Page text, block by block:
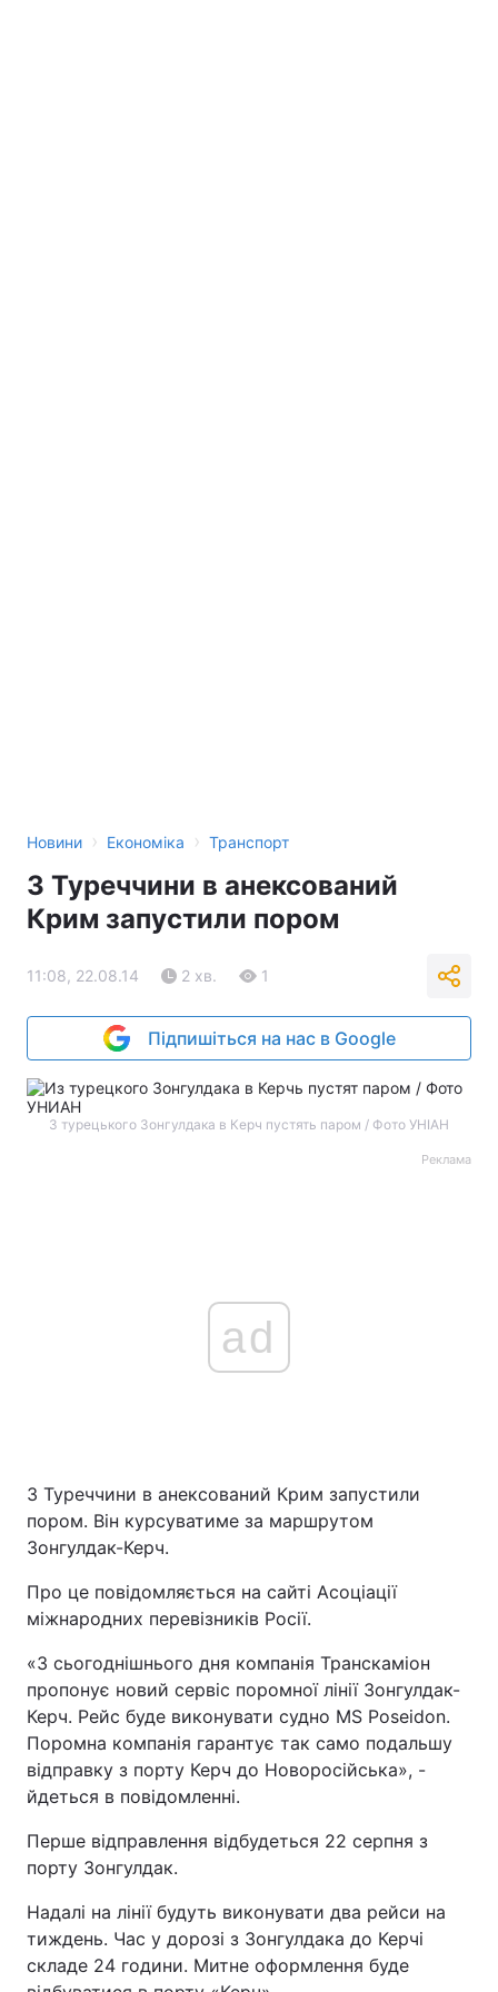
Новини › Економіка › Транспорт
З Туреччини в анексований
Крим запустили пором
11:08, 22.08.14 2 хв. 1
Підпишіться на нас в Google
З турецького Зонгулдака в Керч пустять паром / Фото УНІАН
Реклама
ad
З Туреччини в анексований Крим запустили
пором. Він курсуватиме за маршрутом
Зонгулдак-Керч.
Про це повідомляється на сайті Асоціації
міжнародних перевізників Росії.
«З сьогоднішнього дня компанія Транскаміон
пропонує новий сервіс поромної лінії Зонгулдак-
Керч. Рейс буде виконувати судно MS Poseidon.
Поромна компанія гарантує так само подальшу
відправку з порту Керч до Новоросійська», -
йдеться в повідомленні.
Перше відправлення відбудеться 22 серпня з
порту Зонгулдак.
Надалі на лінії будуть виконувати два рейси на
тиждень. Час у дорозі з Зонгулдака до Керчі
складе 24 години. Митне оформлення буде